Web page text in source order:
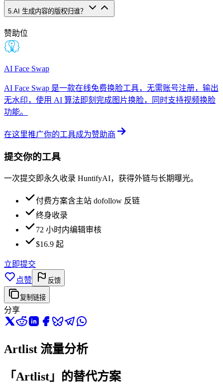
5.AI 生成内容的版权归谁？
赞助位
AI Face Swap
AI Face Swap 是一款在线免费换脸工具，无需账号注册，输出
无水印，使用 AI 算法即刻完成图片换脸，同时支持视频换脸
功能。
在这里推广你的工具成为赞助商
提交你的工具
一次提交即永久收录 HuntifyAI，获得外链与长期曝光。
付费方案含主站 dofollow 反链
终身收录
72 小时内编辑审核
$16.9 起
立即提交
点赞
反馈
复制链接
分享
Artlist 流量分析
「Artlist」的替代方案